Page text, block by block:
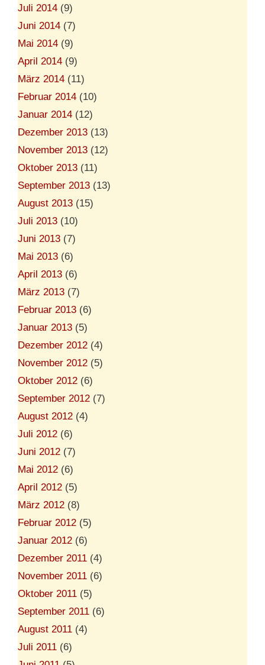
Juli 2014 (9)
Juni 2014 (7)
Mai 2014 (9)
April 2014 (9)
März 2014 (11)
Februar 2014 (10)
Januar 2014 (12)
Dezember 2013 (13)
November 2013 (12)
Oktober 2013 (11)
September 2013 (13)
August 2013 (15)
Juli 2013 (10)
Juni 2013 (7)
Mai 2013 (6)
April 2013 (6)
März 2013 (7)
Februar 2013 (6)
Januar 2013 (5)
Dezember 2012 (4)
November 2012 (5)
Oktober 2012 (6)
September 2012 (7)
August 2012 (4)
Juli 2012 (6)
Juni 2012 (7)
Mai 2012 (6)
April 2012 (5)
März 2012 (8)
Februar 2012 (5)
Januar 2012 (6)
Dezember 2011 (4)
November 2011 (6)
Oktober 2011 (5)
September 2011 (6)
August 2011 (4)
Juli 2011 (6)